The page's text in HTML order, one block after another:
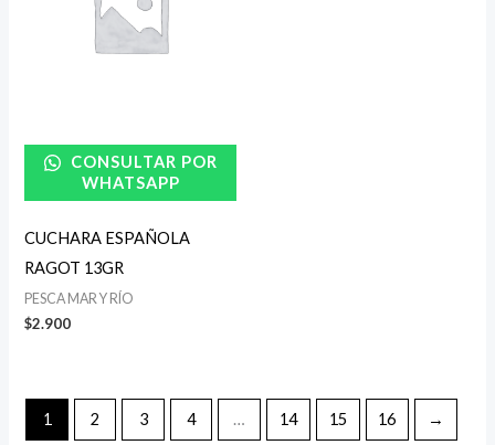
CONSULTAR POR
WHATSAPP
CUCHARA ESPAÑOLA
RAGOT 13GR
PESCA MAR Y RÍO
$2.900
1 2 3 4 … 14 15 16 →